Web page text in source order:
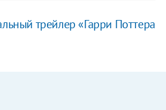
трейлер «Гарри Поттера